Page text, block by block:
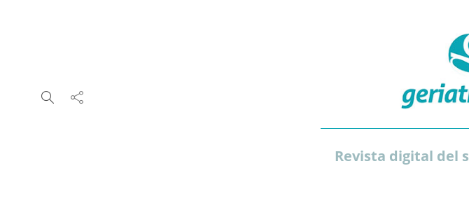
Revista digital del